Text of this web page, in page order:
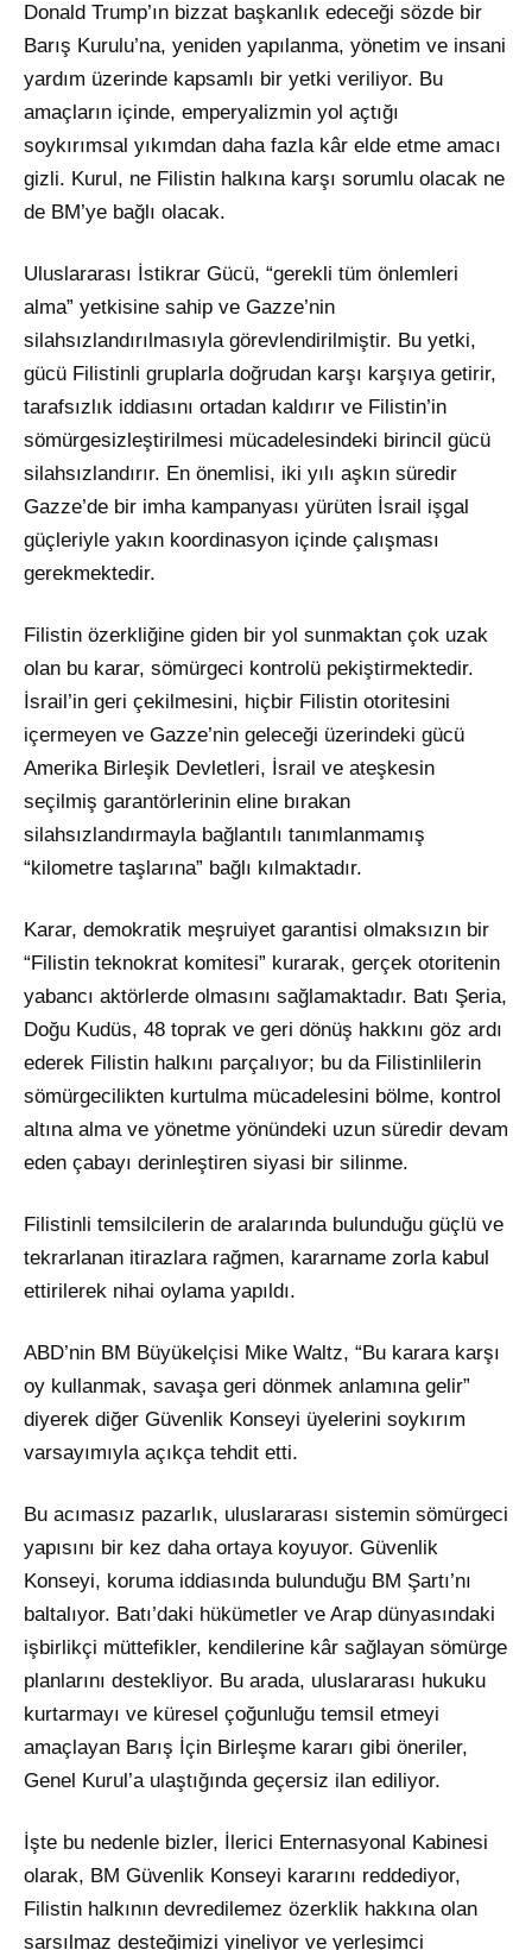
Donald Trump’ın bizzat başkanlık edeceği sözde bir
Barış Kurulu’na, yeniden yapılanma, yönetim ve insani
yardım üzerinde kapsamlı bir yetki veriliyor. Bu
amaçların içinde, emperyalizmin yol açtığı
soykırımsal yıkımdan daha fazla kâr elde etme amacı
gizli. Kurul, ne Filistin halkına karşı sorumlu olacak ne
de BM’ye bağlı olacak.
Uluslararası İstikrar Gücü, “gerekli tüm önlemleri
alma” yetkisine sahip ve Gazze’nin
silahsızlandırılmasıyla görevlendirilmiştir. Bu yetki,
gücü Filistinli gruplarla doğrudan karşı karşıya getirir,
tarafsızlık iddiasını ortadan kaldırır ve Filistin’in
sömürgesizleştirilmesi mücadelesindeki birincil gücü
silahsızlandırır. En önemlisi, iki yılı aşkın süredir
Gazze’de bir imha kampanyası yürüten İsrail işgal
güçleriyle yakın koordinasyon içinde çalışması
gerekmektedir.
Filistin özerkliğine giden bir yol sunmaktan çok uzak
olan bu karar, sömürgeci kontrolü pekiştirmektedir.
İsrail’in geri çekilmesini, hiçbir Filistin otoritesini
içermeyen ve Gazze’nin geleceği üzerindeki gücü
Amerika Birleşik Devletleri, İsrail ve ateşkesin
seçilmiş garantörlerinin eline bırakan
silahsızlandırmayla bağlantılı tanımlanmamış
“kilometre taşlarına” bağlı kılmaktadır.
Karar, demokratik meşruiyet garantisi olmaksızın bir
“Filistin teknokrat komitesi” kurarak, gerçek otoritenin
yabancı aktörlerde olmasını sağlamaktadır. Batı Şeria,
Doğu Kudüs, 48 ​​toprak ve geri dönüş hakkını göz ardı
ederek Filistin halkını parçalıyor; bu da Filistinlilerin
sömürgecilikten kurtulma mücadelesini bölme, kontrol
altına alma ve yönetme yönündeki uzun süredir devam
eden çabayı derinleştiren siyasi bir silinme.
Filistinli temsilcilerin de aralarında bulunduğu güçlü ve
tekrarlanan itirazlara rağmen, kararname zorla kabul
ettirilerek nihai oylama yapıldı.
ABD’nin BM Büyükelçisi Mike Waltz, “Bu karara karşı
oy kullanmak, savaşa geri dönmek anlamına gelir”
diyerek diğer Güvenlik Konseyi üyelerini soykırım
varsayımıyla açıkça tehdit etti.
Bu acımasız pazarlık, uluslararası sistemin sömürgeci
yapısını bir kez daha ortaya koyuyor. Güvenlik
Konseyi, koruma iddiasında bulunduğu BM Şartı’nı
baltalıyor. Batı’daki hükümetler ve Arap dünyasındaki
işbirlikçi müttefikler, kendilerine kâr sağlayan sömürge
planlarını destekliyor. Bu arada, uluslararası hukuku
kurtarmayı ve küresel çoğunluğu temsil etmeyi
amaçlayan Barış İçin Birleşme kararı gibi öneriler,
Genel Kurul’a ulaştığında geçersiz ilan ediliyor.
İşte bu nedenle bizler, İlerici Enternasyonal Kabinesi
olarak, BM Güvenlik Konseyi kararını reddediyor,
Filistin halkının devredilemez özerklik hakkına olan
sarsılmaz desteğimizi yineliyor ve yerleşimci